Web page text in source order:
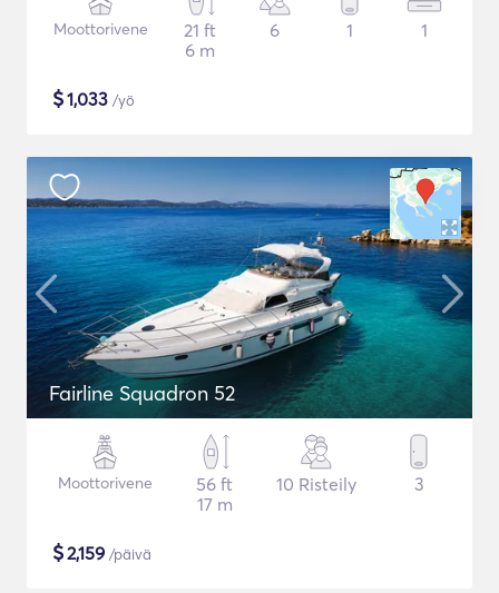
Moottorivene
21 ft
6 m
6 1 1
$1,033 /yö
Fairline Squadron 52
Moottorivene
56 ft
17 m
10 Risteily 3
$2,159 /päivä